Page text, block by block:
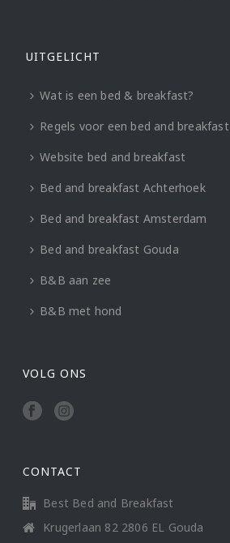
UITGELICHT
Wat is een bed & breakfast?
Regels voor een bed and breakfast
Website bed and breakfast
Bed and breakfast Achterhoek
Bed and breakfast Amsterdam
Bed and breakfast Gouda
B&B aan zee
B&B met hond
VOLG ONS
CONTACT
Best Bed and Breakfast
Krugerlaan 82 2806 EL Gouda